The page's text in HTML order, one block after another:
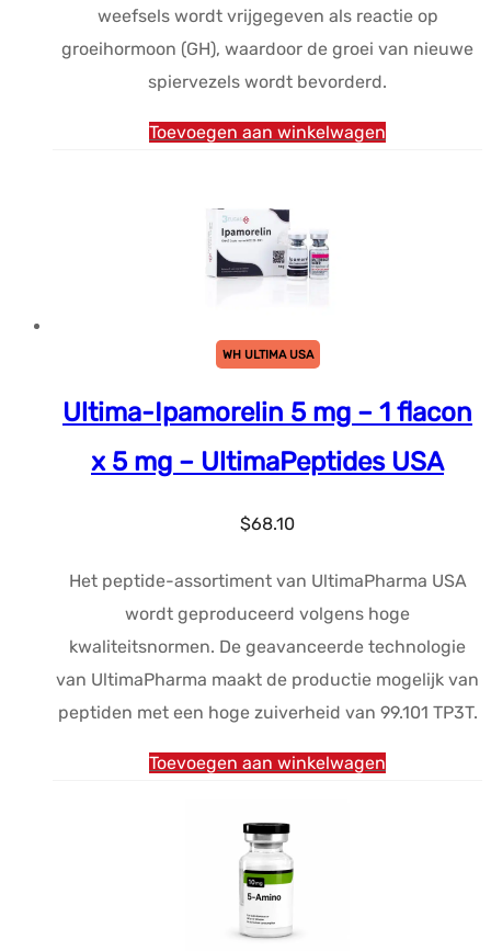
weefsels wordt vrijgegeven als reactie op
groeihormoon (GH), waardoor de groei van nieuwe
spiervezels wordt bevorderd.
Toevoegen aan winkelwagen
WH ULTIMA USA
Ultima-Ipamorelin 5 mg – 1 flacon
x 5 mg – UltimaPeptides USA
$68.10
Het peptide-assortiment van UltimaPharma USA
wordt geproduceerd volgens hoge
kwaliteitsnormen. De geavanceerde technologie
van UltimaPharma maakt de productie mogelijk van
peptiden met een hoge zuiverheid van 99.101 TP3T.
Toevoegen aan winkelwagen